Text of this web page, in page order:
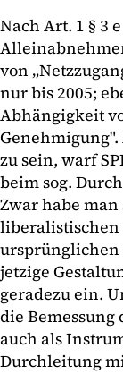
Nach Art. 1 § 3
von
nur bis 2005;
Abhängigkeit
zu sein, warf
beim sog.
Zwar habe
liberalistischen
ursprünglichen
jetzige
geradezu ein.
die
auch als
Durchleitung